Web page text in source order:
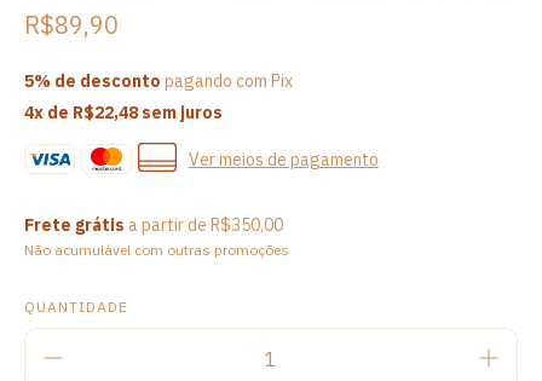
R$89,90
5% de desconto pagando com Pix
4x de R$22,48sem juros
Ver meios de pagamento
Frete grátis a partir de R$350,00
Não acumulável com outras promoções
QUANTIDADE